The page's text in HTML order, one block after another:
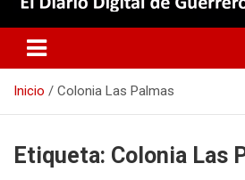
Réplica
Inicio Colonia Las Palmas
Etiqueta: Colonia Las